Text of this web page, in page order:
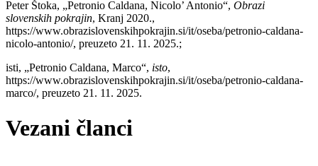
Peter Štoka, „Petronio Caldana, Nicolo’ Antonio“, Obrazi
slovenskih pokrajin, Kranj 2020.,
https://www.obrazislovenskihpokrajin.si/it/oseba/petronio-caldana-
nicolo-antonio/, preuzeto 21. 11. 2025.;
isti, „Petronio Caldana, Marco“, isto,
https://www.obrazislovenskihpokrajin.si/it/oseba/petronio-caldana-
marco/, preuzeto 21. 11. 2025.
Vezani članci